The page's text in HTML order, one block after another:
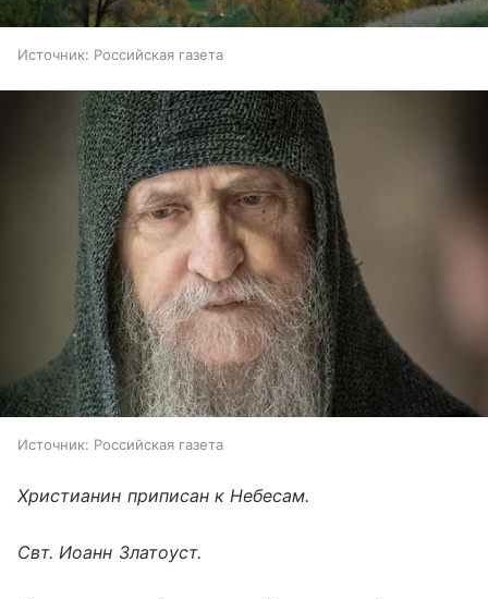
Источник: Российская газета
Источник: Российская газета
Христианин приписан к Небесам.
Свт. Иоанн Златоуст.